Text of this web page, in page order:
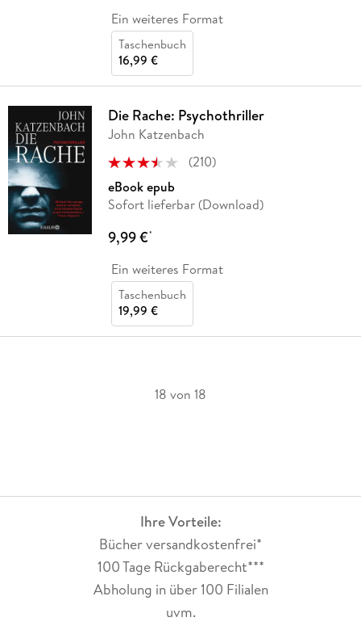
Ein weiteres Format
Taschenbuch
16,99 €
Die Rache: Psychothriller
John Katzenbach
(210)
eBook epub
Sofort lieferbar (Download)
9,99 €*
Ein weiteres Format
Taschenbuch
19,99 €
18 von 18
Ihre Vorteile:
Bücher versandkostenfrei*
100 Tage Rückgaberecht***
Abholung in über 100 Filialen
uvm.